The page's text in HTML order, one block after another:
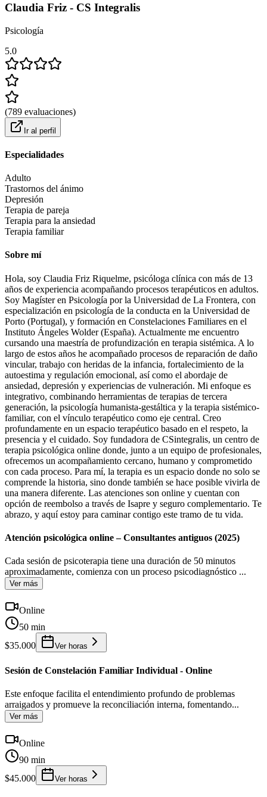
Claudia Friz - CS Integralis
Psicología
5.0
(789 evaluaciones)
Ir al perfil
Especialidades
Adulto
Trastornos del ánimo
Depresión
Terapia de pareja
Terapia para la ansiedad
Terapia familiar
Sobre mí
Hola, soy Claudia Friz Riquelme, psicóloga clínica con más de 13
años de experiencia acompañando procesos terapéuticos en adultos.
Soy Magíster en Psicología por la Universidad de La Frontera, con
especialización en psicología de la conducta en la Universidad de
Porto (Portugal), y formación en Constelaciones Familiares en el
Instituto Ángeles Wolder (España). Actualmente me encuentro
cursando una maestría de profundización en terapia sistémica. A lo
largo de estos años he acompañado procesos de reparación de daño
vincular, trabajo con heridas de la infancia, fortalecimiento de la
autoestima y regulación emocional, así como el abordaje de
ansiedad, depresión y experiencias de vulneración. Mi enfoque es
integrativo, combinando herramientas de terapias de tercera
generación, la psicología humanista-gestáltica y la terapia sistémico-
familiar, con el vínculo terapéutico como eje central. Creo
profundamente en un espacio terapéutico basado en el respeto, la
presencia y el cuidado. Soy fundadora de CSintegralis, un centro de
terapia psicológica online donde, junto a un equipo de profesionales,
ofrecemos un acompañamiento cercano, humano y comprometido
con cada proceso. Para mí, la terapia es un espacio donde no solo se
comprende la historia, sino donde también se hace posible vivirla de
una manera diferente. Las atenciones son online y cuentan con
opción de reembolso a través de Isapre y seguro complementario. Te
abrazo, y aquí estoy para caminar contigo este tramo de tu vida.
Atención psicológica online – Consultantes antiguos (2025)
Cada sesión de psicoterapia tiene una duración de 50 minutos
aproximadamente, comienza con un proceso psicodiagnóstico ...
Ver más
Online
50 min
$35.000
Ver horas
Sesión de Constelación Familiar Individual - Online
Este enfoque facilita el entendimiento profundo de problemas
arraigados y promueve la reconciliación interna, fomentando...
Ver más
Online
90 min
$45.000
Ver horas